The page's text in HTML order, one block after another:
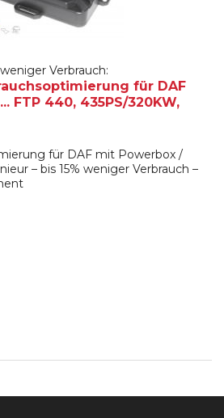
Verbrauch:
für DAF
FTP 440, 435PS/320KW,
für DAF mit Powerbox /
– bis 15% weniger Verbrauch –